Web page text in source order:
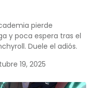
pierde
y poca espera tras el
Duele el adiós.
19, 2025